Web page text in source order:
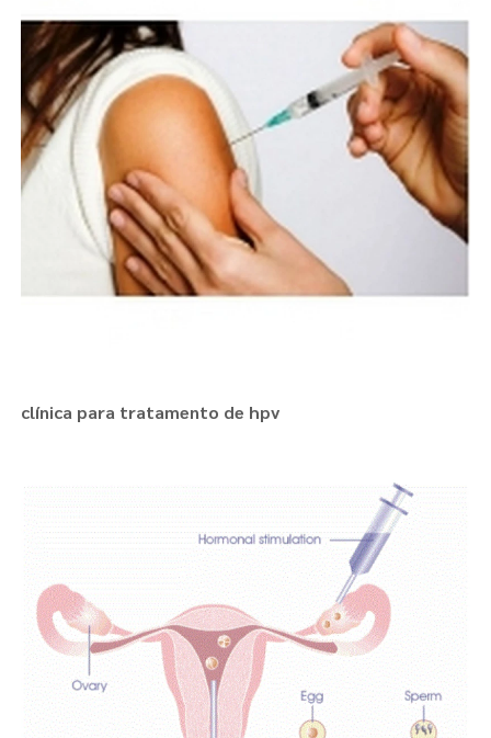
clínica para tratamento de hpv